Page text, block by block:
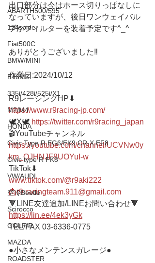
ABARTH500/595
124spider
Fiat500C
BMW/MINI
E46M3
335i/428i/525i/X1
M2/M4
HONDA
Civic Type R EG6/EK9 CR-X EF8
Civic type R FK8
VW/AUDI
空冷Beetle
Scirocco
GOLF/R
MAZDA
ROADSTER
出口部分は今はホース切りっぱなしに
なっていますが、後日ワンウェイバル
ブかフィルターを装着予定です^_^
ありがとうございました‼️
作業日:2024/10/12
R9レーシングHP⬇︎
https://www.r9racing-jp.com/
🕊X🕊 https://twitter.com/r9racing_japan
🎬YouTubeチャンネル
https://youtube.com/channel/UCVNw0y
km_OJHNJF8UOYuI-w
TikTok⬇︎
www.tiktok.com/@r9aki222
📩r9.racingteam.911@gmail.com
🔻LINE友達追加/LINEお問い合わせ🔻
https://lin.ee/4ek3yGk
TEL/FAX 03-6336-0775
●小さなメンテンスガレージ●